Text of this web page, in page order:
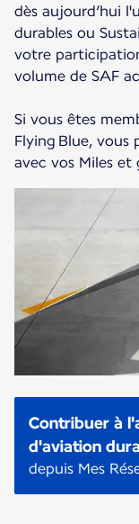
dès aujourd’hui
durables ou
votre
volume de SAF
Si vous êtes
Flying Blue, vous
avec vos Miles et
Contribuer à
d'aviation
depuis Mes